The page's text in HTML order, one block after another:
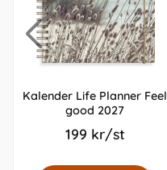
Kalender Life Planner Feel
good 2027
199 kr/st